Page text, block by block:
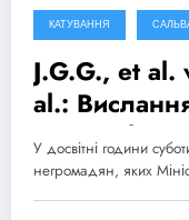
КАТУВАННЯ
J.G.G., et al.
al.:
членів
Enemies
У досвітні години
негромадян, яких